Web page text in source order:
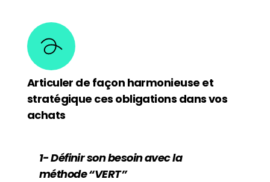
Articuler de façon harmonieuse et
stratégique ces obligations dans vos
achats
1- Définir son besoin avec la
méthode “VERT”